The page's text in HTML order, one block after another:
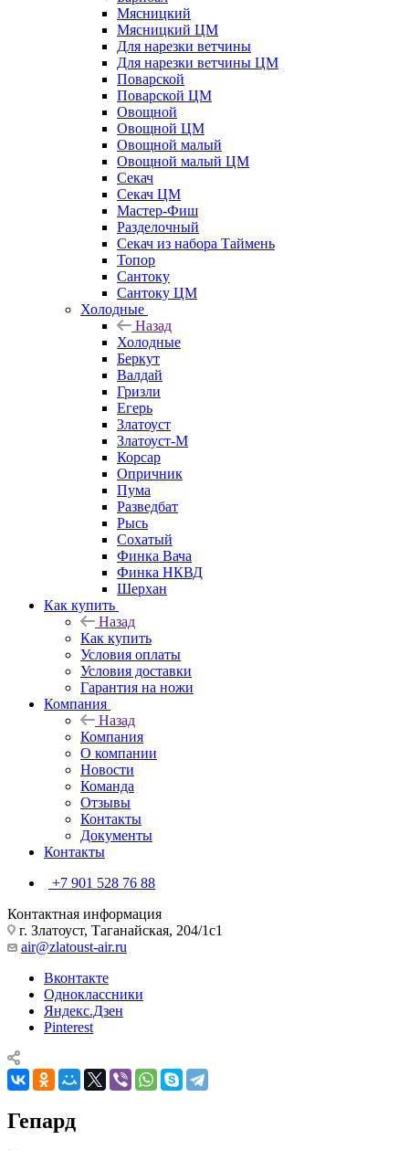
Мясницкий
Мясницкий ЦМ
Для нарезки ветчины
Для нарезки ветчины ЦМ
Поварской
Поварской ЦМ
Овощной
Овощной ЦМ
Овощной малый
Овощной малый ЦМ
Секач
Секач ЦМ
Мастер-Фиш
Разделочный
Секач из набора Таймень
Топор
Сантоку
Сантоку ЦМ
Холодные
Назад
Холодные
Беркут
Валдай
Гризли
Егерь
Златоуст
Златоуст-М
Корсар
Опричник
Пума
Разведбат
Рысь
Сохатый
Финка Вача
Финка НКВД
Шерхан
Как купить
Назад
Как купить
Условия оплаты
Условия доставки
Гарантия на ножи
Компания
Назад
Компания
О компании
Новости
Команда
Отзывы
Контакты
Документы
Контакты
+7 901 528 76 88
Контактная информация
г. Златоуст, Таганайская, 204/1с1
air@zlatoust-air.ru
Вконтакте
Одноклассники
Яндекс.Дзен
Pinterest
Гепард